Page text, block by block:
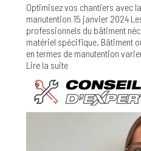
Optimisez vos chantiers avec
manutention 15 janvier 2024
professionnels du bâtiment
matériel spécifique. Bâtiment
en termes de manutention
Lire la suite